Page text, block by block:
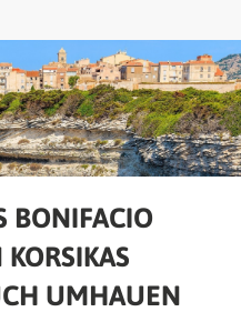
BONIFACIO
UMHAUEN